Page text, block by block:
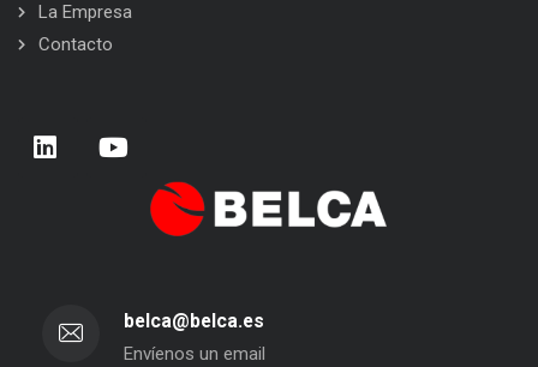
La Empresa
Contacto
belca@belca.es
Envíenos un email